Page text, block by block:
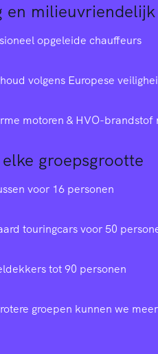
en milieuvriendelijk
opgeleide chauffeurs
volgens Europese
motoren & HVO-brandstof
groepsgrootte
voor 16 personen
touringcars voor 50
tot 90 personen
groepen kunnen we